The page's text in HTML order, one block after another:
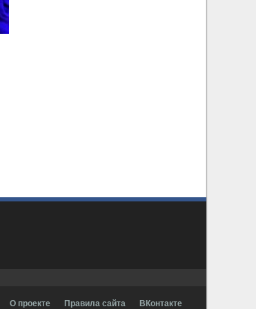
О проекте Правила сайта ВКонтакте